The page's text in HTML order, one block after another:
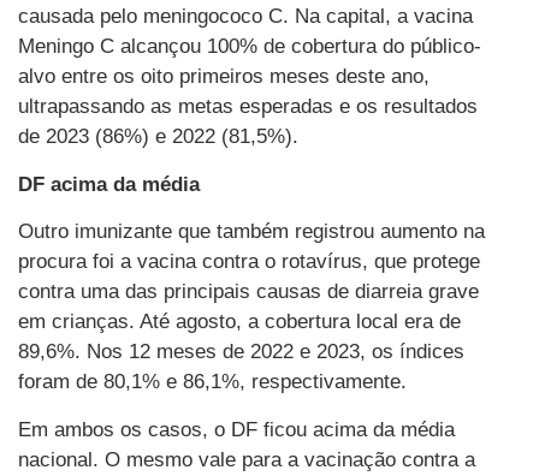
causada pelo meningococo C. Na capital, a vacina
Meningo C alcançou 100% de cobertura do público-
alvo entre os oito primeiros meses deste ano,
ultrapassando as metas esperadas e os resultados
de 2023 (86%) e 2022 (81,5%).
DF acima da média
Outro imunizante que também registrou aumento na
procura foi a vacina contra o rotavírus, que protege
contra uma das principais causas de diarreia grave
em crianças. Até agosto, a cobertura local era de
89,6%. Nos 12 meses de 2022 e 2023, os índices
foram de 80,1% e 86,1%, respectivamente.
Em ambos os casos, o DF ficou acima da média
nacional. O mesmo vale para a vacinação contra a